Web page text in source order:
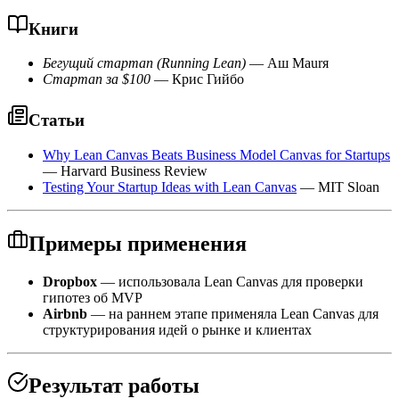
Книги
Бегущий стартап (Running Lean) — Аш Мaurя
Стартап за $100 — Крис Гийбо
Статьи
Why Lean Canvas Beats Business Model Canvas for Startups
— Harvard Business Review
Testing Your Startup Ideas with Lean Canvas — MIT Sloan
Примеры применения
Dropbox — использовала Lean Canvas для проверки
гипотез об MVP
Airbnb — на раннем этапе применяла Lean Canvas для
структурирования идей о рынке и клиентах
Результат работы